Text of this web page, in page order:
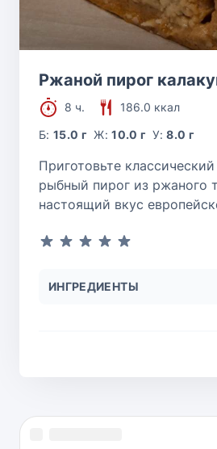
Ржаной пирог
8 ч.
186.0 ккал
Б:15.0 г Ж:10.0 г У:8.0 г
Приготовьте
рыбный пирог из ржаного
настоящий вкус
ИНГРЕДИЕНТЫ